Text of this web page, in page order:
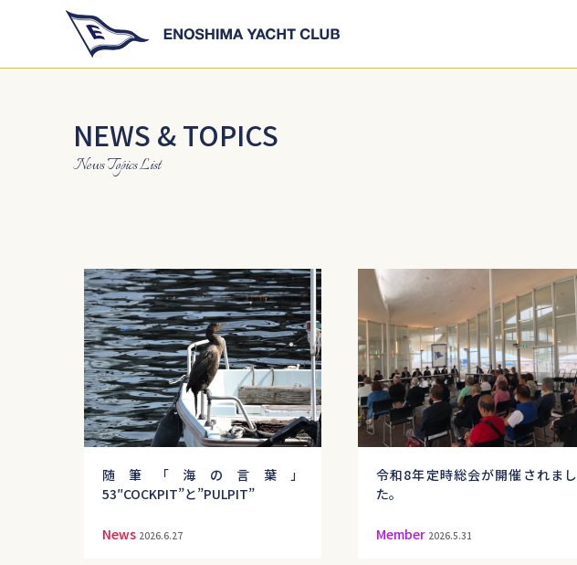
NEWS & TOPICS
News Topics List
随筆「海の言葉」
53″COCKPIT”と”PULPIT”
News 2026.6.27
令和8年定時総会が開催されまし
た。
Member 2026.5.31